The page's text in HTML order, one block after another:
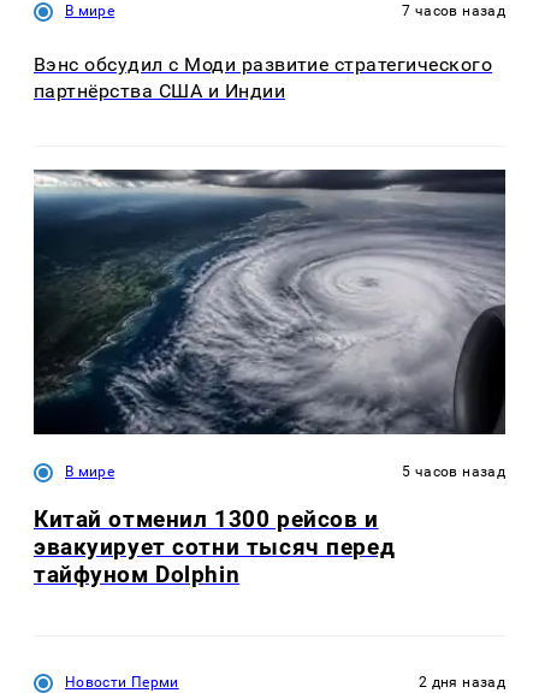
В мире 7 часов назад
Вэнс обсудил с Моди развитие стратегического
партнёрства США и Индии
В мире 5 часов назад
Китай отменил 1300 рейсов и
эвакуирует сотни тысяч перед
тайфуном Dolphin
Новости Перми 2 дня назад